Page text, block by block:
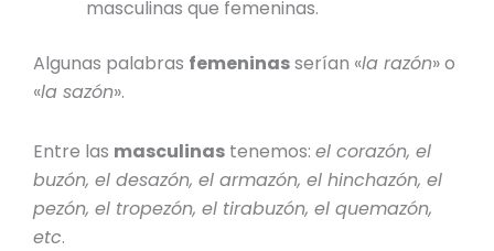
masculinas que femeninas.
Algunas palabras femeninasserían «la razón» o
«la sazón».
Entre las masculinas tenemos:el corazón, el
buzón, el desazón, el armazón, el hinchazón, el
pezón, el tropezón, el tirabuzón, el quemazón,
etc.